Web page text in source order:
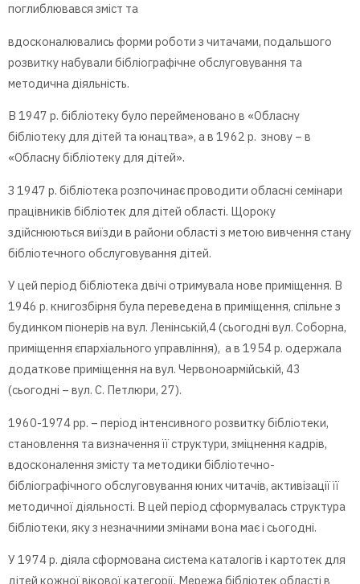
поглиблювався зміст та
вдосконалювались форми роботи з читачами, подальшого
розвитку набували бібліографічне обслуговування та
методична діяльність.
В 1947 р. бібліотеку було перейменовано в «Обласну
бібліотеку для дітей та юнацтва», а в 1962 р. знову – в
«Обласну бібліотеку для дітей».
З 1947 р. бібліотека розпочинає проводити обласні семінари
працівників бібліотек для дітей області. Щороку
здійснюються виїзди в райони області з метою вивчення стану
бібліотечного обслуговування дітей.
У цей період бібліотека двічі отримувала нове приміщення. В
1946 р. книгозбірня була переведена в приміщення, спільне з
будинком піонерів на вул. Ленінській,4 (сьогодні вул. Соборна,
приміщення єпархіального управління), а в 1954 р. одержала
додаткове приміщення на вул. Червоноармійській, 43
(сьогодні – вул. С. Петлюри, 27).
1960-1974 рр. – період інтенсивного розвитку бібліотеки,
становлення та визначення її структури, зміцнення кадрів,
вдосконалення змісту та методики бібліотечно-
бібліографічного обслуговування юних читачів, активізації її
методичної діяльності. В цей період сформувалась структура
бібліотеки, яку з незначними змінами вона має і сьогодні.
У 1974 р. діяла сформована система каталогів і картотек для
дітей кожної вікової категорії. Мережа бібліотек області в